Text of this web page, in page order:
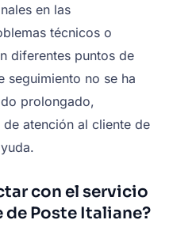
en las
técnicos o
diferentes puntos de
seguimiento no se ha
prolongado,
atención al cliente de
con el servicio
Poste Italiane?